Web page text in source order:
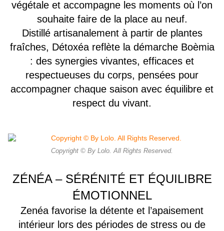
végétale et accompagne les moments où l’on
souhaite faire de la place au neuf.
Distillé artisanalement à partir de plantes
fraîches, Détoxéa reflète la démarche Boèmia
: des synergies vivantes, efficaces et
respectueuses du corps, pensées pour
accompagner chaque saison avec équilibre et
respect du vivant.
Copyright © By Lolo. All Rights Reserved.
ZÉNÉA – SÉRÉNITÉ ET ÉQUILIBRE
ÉMOTIONNEL
Zenéa favorise la détente et l’apaisement
intérieur lors des périodes de stress ou de